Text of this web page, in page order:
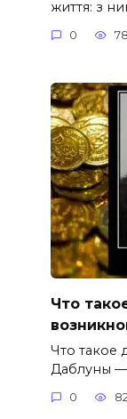
життя: з
0 78
Что
Что такое
Даблуны —
0